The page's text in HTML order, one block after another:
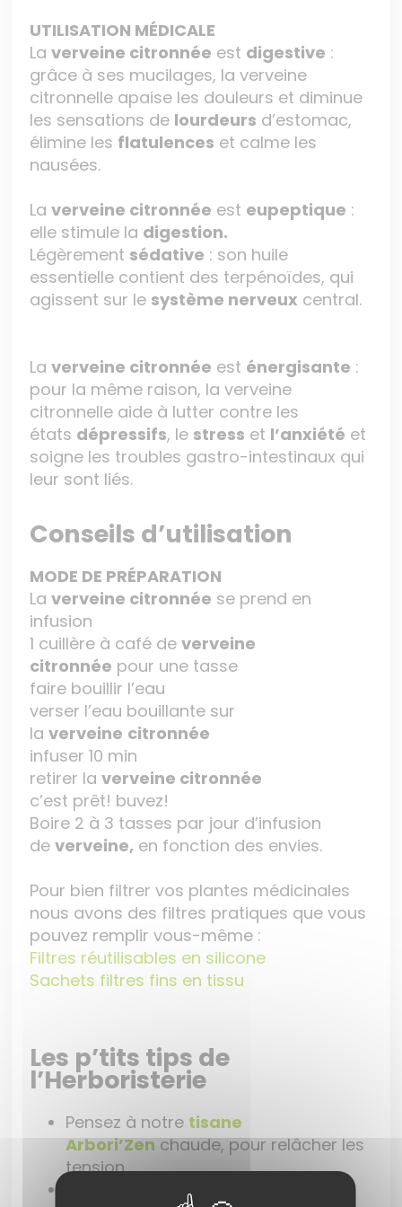
UTILISATION MÉDICALE
Laverveine citronnée est digestive :
grâce à ses mucilages, la verveine
citronnelle apaise les douleurs et diminue
les sensations de lourdeurs d’estomac,
élimine les flatulences et calme les
nausées.
Laverveine citronnée est eupeptique :
elle stimule la digestion.
Légèrement sédative : son huile
essentielle contient des terpénoïdes, qui
agissent sur le système nerveux central.
Laverveine citronnée est énergisante :
pour la même raison, la verveine
citronnelle aide à lutter contre les
états dépressifs, le stress et l’anxiété et
soigne les troubles gastro-intestinaux qui
leur sont liés.
Conseils d’utilisation
MODE DE PRÉPARATION
Laverveine citronnée se prend en
infusion
1 cuillère à café deverveine
citronnée pour une tasse
faire bouillir l’eau
verser l’eau bouillante sur
laverveine citronnée
infuser 10 min
retirer laverveine citronnée
c’est prêt! buvez!
Boire 2 à 3 tasses par jour d’infusion
deverveine, en fonction des envies.
Pour bien filtrer vos plantes médicinales
nous avons des filtres pratiques que vous
pouvez remplir vous-même :
Filtres réutilisables en silicone
Sachets filtres fins en tissu
Les p’tits tips de
l’Herboristerie
Pensez à notre tisane
Arbori’Zen chaude, pour relâcher les
tension.
À déguster avec soi ou à partager